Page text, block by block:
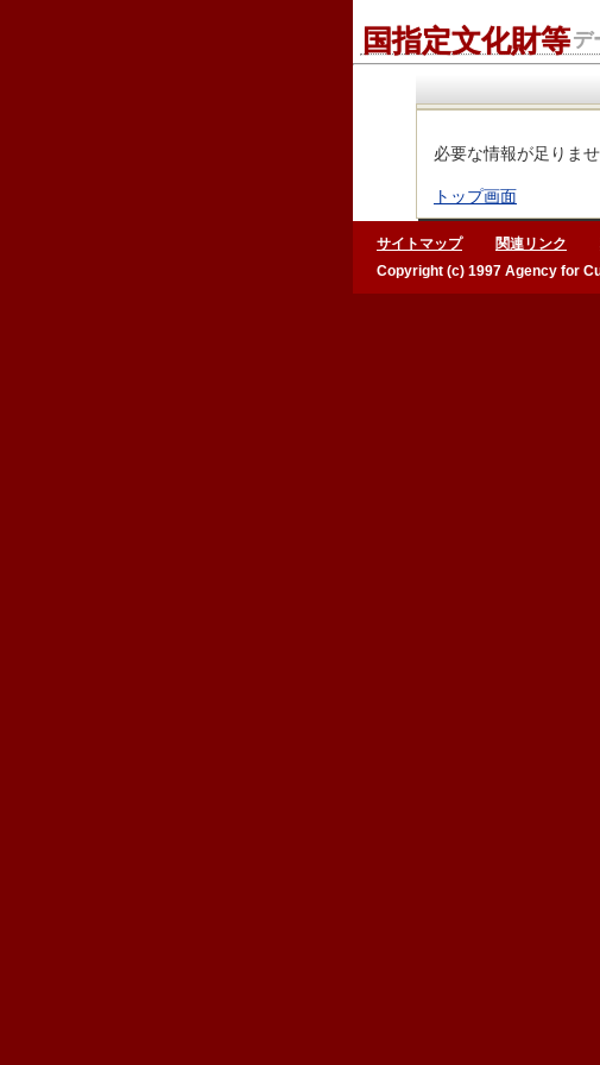
国指定文化財等デ
必要な情報が足りませ
トップ画面
サイトマップ 関連リンク
Copyright (c) 1997 Agency for